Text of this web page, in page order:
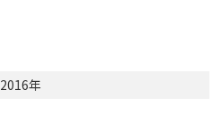
2016年